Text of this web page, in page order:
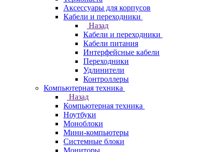
Аксессуары для корпусов
Кабели и переходники
Назад
Кабели и переходники
Кабели питания
Интерфейсные кабели
Переходники
Удлинители
Контроллеры
Компьютерная техника
Назад
Компьютерная техника
Ноутбуки
Моноблоки
Мини-компьютеры
Системные блоки
Мониторы